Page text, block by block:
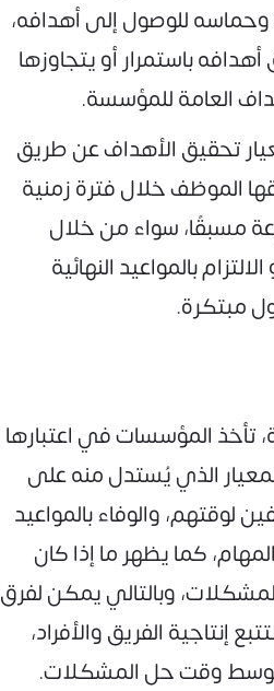
للوصول إلى أهدافه،
باستمرار أو يتجاوزها
العامة للمؤسسة.
تحقيق الأهداف عن طريق
الموظف خلال فترة زمنية
مسبقًا، سواء من خلال
بالمواعيد النهائية
مبتكرة.
تأخذ المؤسسات في اعتبارها
الذي يُستدل منه على
لوقتهم، والوفاء بالمواعيد
كما يظهر ما إذا كان
وبالتالي يمكن لفرق
إنتاجية الفريق والأفراد،
وقت حل المشكلات.